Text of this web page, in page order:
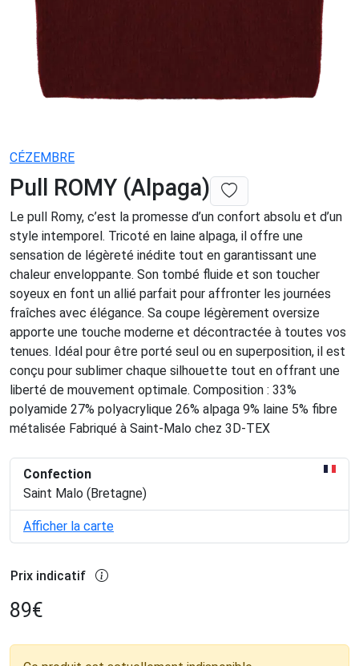
CÉZEMBRE
Pull ROMY (Alpaga)
Le pull Romy, c’est la promesse d’un confort absolu et d’un
style intemporel. Tricoté en laine alpaga, il offre une
sensation de légèreté inédite tout en garantissant une
chaleur enveloppante. Son tombé fluide et son toucher
soyeux en font un allié parfait pour affronter les journées
fraîches avec élégance. Sa coupe légèrement oversize
apporte une touche moderne et décontractée à toutes vos
tenues. Idéal pour être porté seul ou en superposition, il est
conçu pour sublimer chaque silhouette tout en offrant une
liberté de mouvement optimale. Composition : 33%
polyamide 27% polyacrylique 26% alpaga 9% laine 5% fibre
métalisée Fabriqué à Saint-Malo chez 3D-TEX
Confection
Saint Malo (Bretagne)
Afficher la carte
Prix indicatif
89€